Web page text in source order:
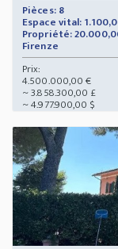
Pièces: 8
Espace vital:
Propriété:
Firenze
Prix:
4.500.000,00 €
~ 3.858.300,00 £
~ 4.977.900,00 $